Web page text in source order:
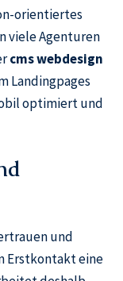
orientiertes
viele Agenturen
cms webdesign
Landingpages
optimiert und
und
Erstkontakt eine